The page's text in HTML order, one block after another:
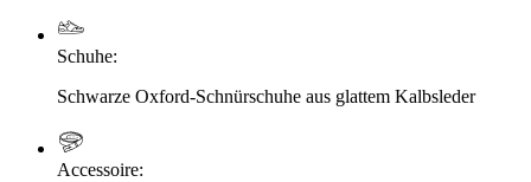
Schuhe:
Schwarze Oxford-Schnürschuhe aus glattem Kalbsleder
Accessoire: